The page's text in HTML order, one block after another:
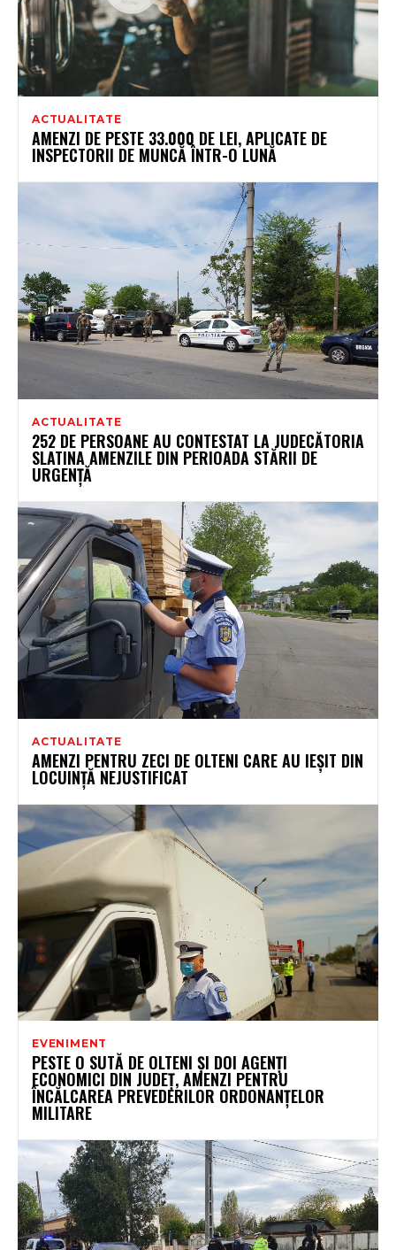
ACTUALITATE
AMENZI DE PESTE 33.000 DE LEI, APLICATE DE
INSPECTORII DE MUNCĂ ÎNTR-O LUNĂ
ACTUALITATE
252 DE PERSOANE AU CONTESTAT LA JUDECĂTORIA
SLATINA AMENZILE DIN PERIOADA STĂRII DE
URGENŢĂ
ACTUALITATE
AMENZI PENTRU ZECI DE OLTENI CARE AU IEȘIT DIN
LOCUINȚĂ NEJUSTIFICAT
EVENIMENT
PESTE O SUTĂ DE OLTENI ȘI DOI AGENȚI
ECONOMICI DIN JUDEȚ, AMENZI PENTRU
ÎNCĂLCAREA PREVEDERILOR ORDONANȚELOR
MILITARE